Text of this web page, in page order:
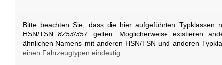
Bitte beachten Sie, dass die hier aufgeführten Typklassen
HSN/TSN8253/357gelten. Möglicherweise existieren
ähnlichen Namens mit anderen HSN/TSN und anderen
einen Fahrzeugtypen eindeutig.